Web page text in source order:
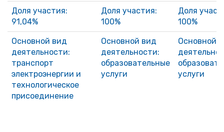
Доля участия:
91,04%
Доля участия:
100%
Доля
100%
Основной вид
деятельности:
транспорт
электроэнергии и
технологическое
присоединение
Основной вид
деятельности:
образовательные
услуги
Основной
услуги